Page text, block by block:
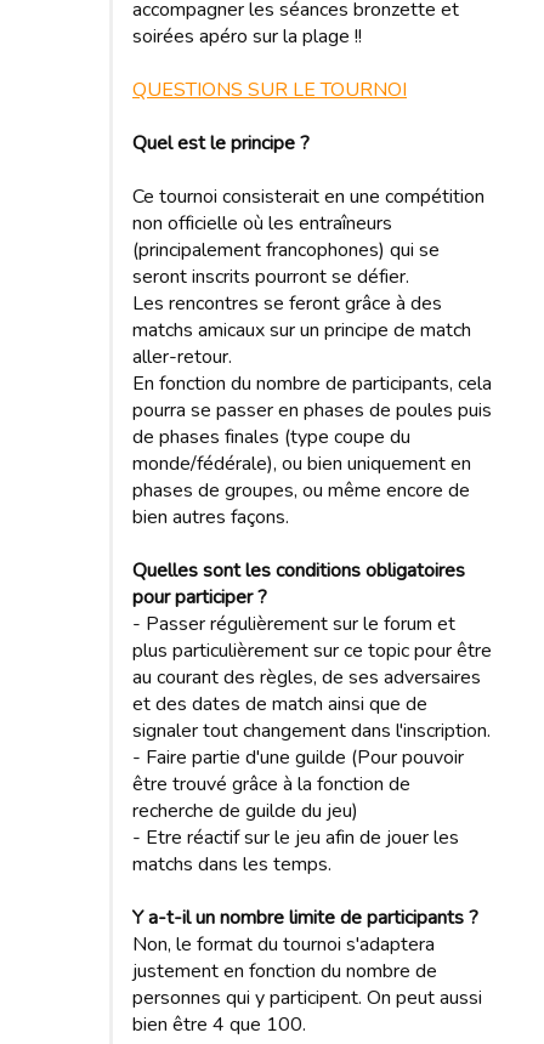
accompagner les séances bronzette et
soirées apéro sur la plage !!
QUESTIONS SUR LE TOURNOI
Quel est le principe ?
Ce tournoi consisterait en une compétition
non officielle où les entraîneurs
(principalement francophones) qui se
seront inscrits pourront se défier.
Les rencontres se feront grâce à des
matchs amicaux sur un principe de match
aller-retour.
En fonction du nombre de participants, cela
pourra se passer en phases de poules puis
de phases finales (type coupe du
monde/fédérale), ou bien uniquement en
phases de groupes, ou même encore de
bien autres façons.
Quelles sont les conditions obligatoires
pour participer ?
- Passer régulièrement sur le forum et
plus particulièrement sur ce topic pour être
au courant des règles, de ses adversaires
et des dates de match ainsi que de
signaler tout changement dans l'inscription.
- Faire partie d'une guilde (Pour pouvoir
être trouvé grâce à la fonction de
recherche de guilde du jeu)
- Etre réactif sur le jeu afin de jouer les
matchs dans les temps.
Y a-t-il un nombre limite de participants ?
Non, le format du tournoi s'adaptera
justement en fonction du nombre de
personnes qui y participent. On peut aussi
bien être 4 que 100.